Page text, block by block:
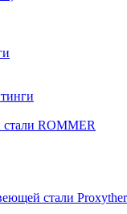
ROMMER
стали